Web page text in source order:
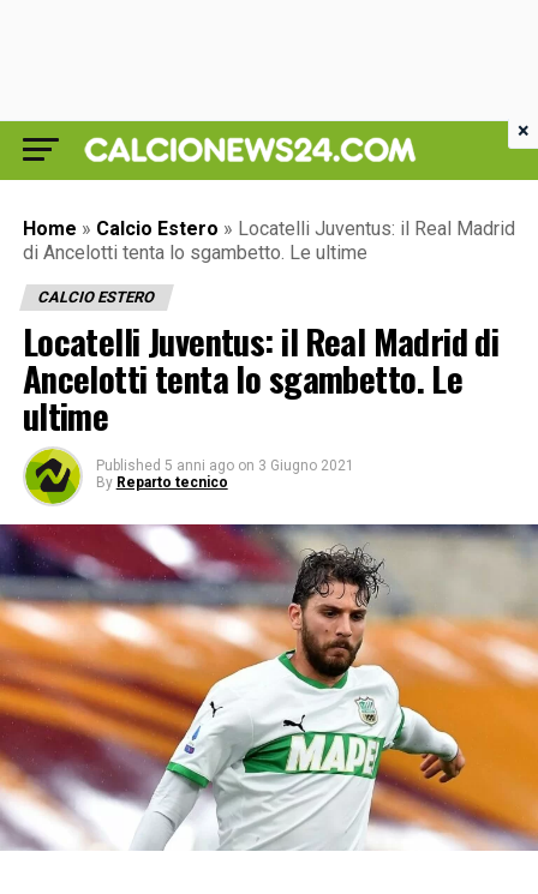
Home » Calcio Estero » Locatelli Juventus: il Real Madrid
di Ancelotti tenta lo sgambetto. Le ultime
CALCIO ESTERO
Locatelli Juventus: il Real Madrid di
Ancelotti tenta lo sgambetto. Le
ultime
Published 5 anni ago on 3 Giugno 2021
By Reparto tecnico
×